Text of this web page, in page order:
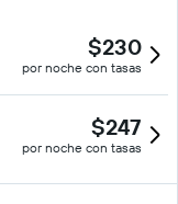
$230
por noche con tasas
$247
por noche con tasas